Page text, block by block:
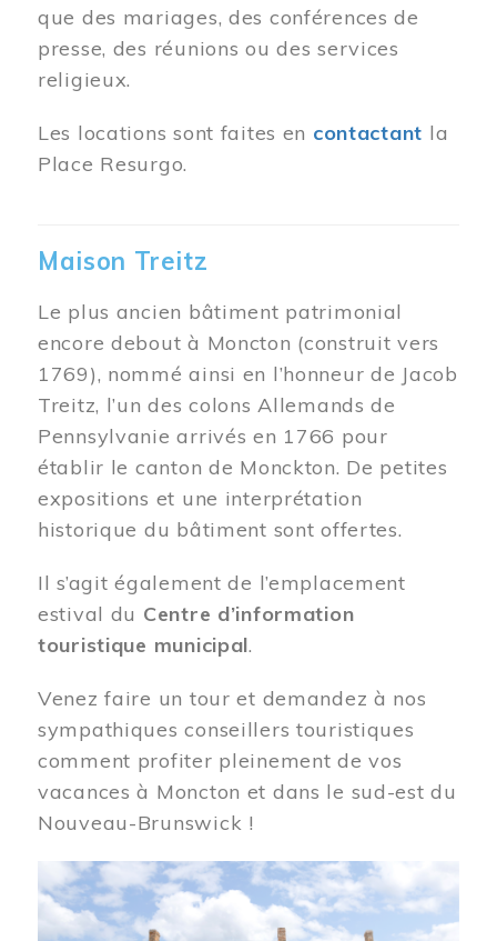
que des mariages, des conférences de
presse, des réunions ou des services
religieux.
Les locations sont faites en contactant la
Place Resurgo.
Maison Treitz
Le plus ancien bâtiment patrimonial
encore debout à Moncton (construit vers
1769), nommé ainsi en l’honneur de Jacob
Treitz, l’un des colons Allemands de
Pennsylvanie arrivés en 1766 pour
établir le canton de Monckton. De petites
expositions et une interprétation
historique du bâtiment sont offertes.
Il s’agit également de l’emplacement
estival du Centre d’information
touristique municipal.
Venez faire un tour et demandez à nos
sympathiques conseillers touristiques
comment profiter pleinement de vos
vacances à Moncton et dans le sud-est du
Nouveau-Brunswick !
Image